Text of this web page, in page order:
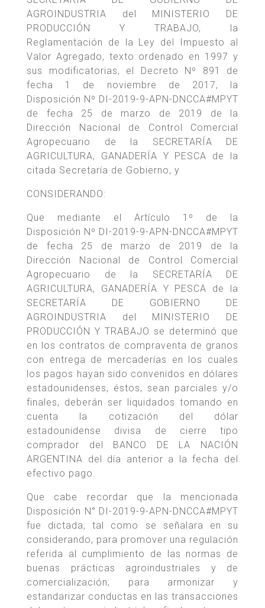
AGROINDUSTRIA del MINISTERIO DE
PRODUCCIÓN Y TRABAJO, la
Reglamentación de la Ley del Impuesto al
Valor Agregado, texto ordenado en 1997 y
sus modificatorias, el Decreto Nº 891 de
fecha 1 de noviembre de 2017, la
Disposición Nº DI-2019-9-APN-DNCCA#MPYT
de fecha 25 de marzo de 2019 de la
Dirección Nacional de Control Comercial
Agropecuario de la SECRETARÍA DE
AGRICULTURA, GANADERÍA Y PESCA de la
citada Secretaría de Gobierno, y
CONSIDERANDO:
Que mediante el Artículo 1º de la
Disposición Nº DI-2019-9-APN-DNCCA#MPYT
de fecha 25 de marzo de 2019 de la
Dirección Nacional de Control Comercial
Agropecuario de la SECRETARÍA DE
AGRICULTURA, GANADERÍA Y PESCA de la
SECRETARÍA DE GOBIERNO DE
AGROINDUSTRIA del MINISTERIO DE
PRODUCCIÓN Y TRABAJO se determinó que
en los contratos de compraventa de granos
con entrega de mercaderías en los cuales
los pagos hayan sido convenidos en dólares
estadounidenses, éstos, sean parciales y/o
finales, deberán ser liquidados tomando en
cuenta la cotización del dólar
estadounidense divisa de cierre tipo
comprador del BANCO DE LA NACIÓN
ARGENTINA del día anterior a la fecha del
efectivo pago.
Que cabe recordar que la mencionada
Disposición N° DI-2019-9-APN-DNCCA#MPYT
fue dictada, tal como se señalara en su
considerando, para promover una regulación
referida al cumplimiento de las normas de
buenas prácticas agroindustriales y de
comercialización; para armonizar y
estandarizar conductas en las transacciones